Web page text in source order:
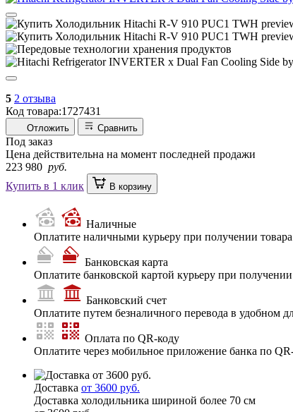
5 2 отзыва
Код товара:1727431
Отложить Сравнить
Под заказ
Цена действительна на момент последней продажи
223 980 руб.
Купить в 1 клик
В корзину
Наличные
Оплатите наличными курьеру при получении
Банковская карта
Оплатите банковской картой курьеру при
Банковский счет
Оплатите путем безналичного перевода в удобном
Оплата по QR-коду
Оплатите через мобильное приложение банка по
Доставка от 3600 руб.
Доставка холодильника шириной более 70 см